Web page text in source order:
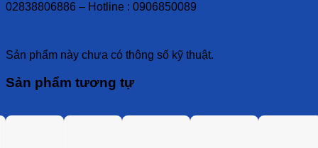
02838806886 – Hotline : 0906850089
Sản phẩm này chưa có thông số kỹ thuật.
Sản phẩm tương tự